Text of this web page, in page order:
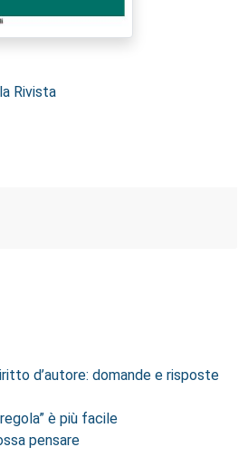
Rivista
d’autore: domande e risposte
è più facile
pensare